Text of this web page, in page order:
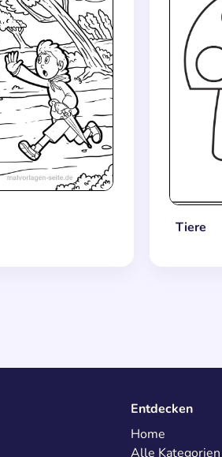
Tiere
Entdecken
Home
Alle Kategorien